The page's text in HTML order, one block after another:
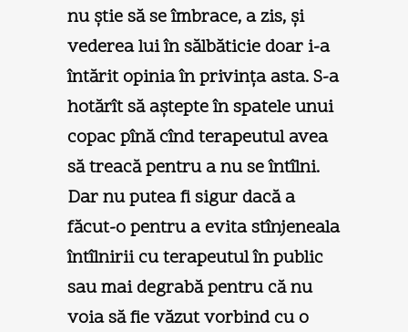
nu ştie să se îmbrace, a zis, şi
vederea lui în sălbăticie doar i-a
întărit opinia în privinţa asta. S-a
hotărît să aştepte în spatele unui
copac pînă cînd terapeutul avea
să treacă pentru a nu se întîlni.
Dar nu putea fi sigur dacă a
făcut-o pentru a evita stînjeneala
întîlnirii cu terapeutul în public
sau mai degrabă pentru că nu
voia să fie văzut vorbind cu o